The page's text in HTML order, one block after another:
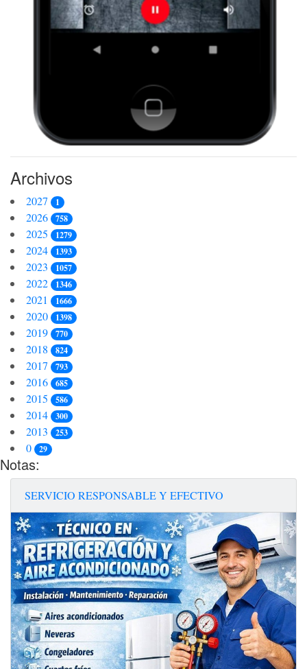
Archivos
2027 1
2026 758
2025 1279
2024 1393
2023 1057
2022 1346
2021 1666
2020 1398
2019 770
2018 824
2017 793
2016 685
2015 586
2014 300
2013 253
0 29
Notas:
SERVICIO RESPONSABLE Y EFECTIVO